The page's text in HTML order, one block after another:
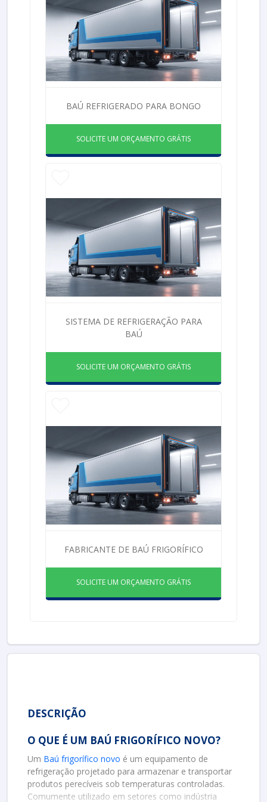
BAÚ REFRIGERADO PARA BONGO
SOLICITE UM ORÇAMENTO GRÁTIS
SISTEMA DE REFRIGERAÇÃO PARA
BAÚ
SOLICITE UM ORÇAMENTO GRÁTIS
FABRICANTE DE BAÚ FRIGORÍFICO
SOLICITE UM ORÇAMENTO GRÁTIS
DESCRIÇÃO
O QUE É UM BAÚ FRIGORÍFICO NOVO?
Um Baú frigorífico novo é um equipamento de
refrigeração projetado para armazenar e transportar
produtos perecíveis sob temperaturas controladas.
Comumente utilizado em setores como indústria